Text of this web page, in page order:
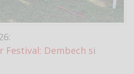
Festival: Dembech si